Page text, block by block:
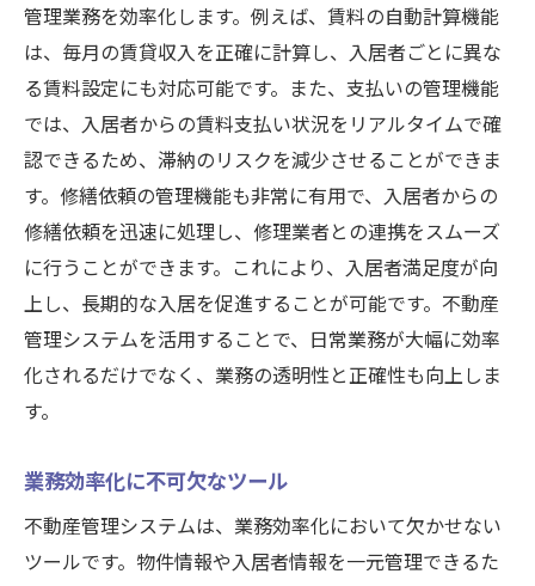
管理業務を効率化します。例えば、賃料の自動計算機能
は、毎月の賃貸収入を正確に計算し、入居者ごとに異な
る賃料設定にも対応可能です。また、支払いの管理機能
では、入居者からの賃料支払い状況をリアルタイムで確
認できるため、滞納のリスクを減少させることができま
す。修繕依頼の管理機能も非常に有用で、入居者からの
修繕依頼を迅速に処理し、修理業者との連携をスムーズ
に行うことができます。これにより、入居者満足度が向
上し、長期的な入居を促進することが可能です。不動産
管理システムを活用することで、日常業務が大幅に効率
化されるだけでなく、業務の透明性と正確性も向上しま
す。
業務効率化に不可欠なツール
不動産管理システムは、業務効率化において欠かせない
ツールです。物件情報や入居者情報を一元管理できるた